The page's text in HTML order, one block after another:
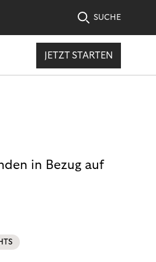
SUCHE
JETZT STARTEN
in Bezug auf